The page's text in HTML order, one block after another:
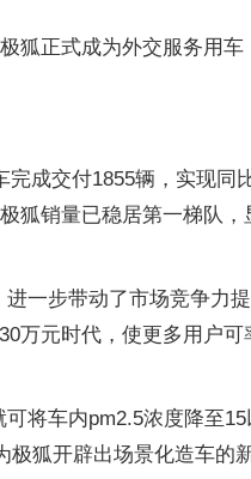
狐正式成为外交服务用车
成交付1855辆，实现同
狐销量已稳居第一梯队，
一步带动了市场竞争力
万元时代，使更多用户可
将车内pm2.5浓度降至
狐开辟出场景化造车的